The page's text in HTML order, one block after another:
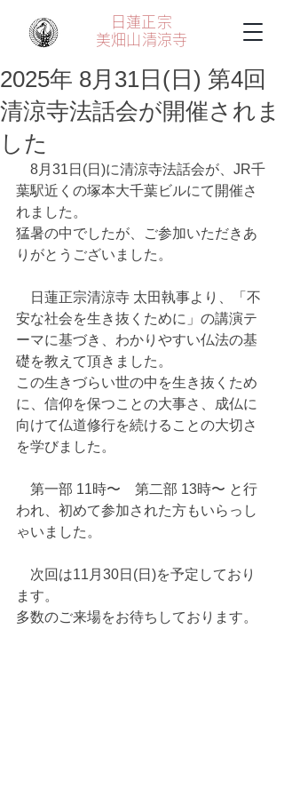
日蓮正宗
美畑山 清涼寺
2025年 8月31日(日) 第4回
清涼寺法話会が開催されま
した
8月31日(日)に清涼寺法話会が、JR千
葉駅近くの塚本大千葉ビルにて開催さ
れました。
猛暑の中でしたが、ご参加いただきあ
りがとうございました。
日蓮正宗清涼寺 太田執事より、「不
安な社会を生き抜くために」の講演テ
ーマに基づき、わかりやすい仏法の基
礎を教えて頂きました。
この生きづらい世の中を生き抜くため
に、信仰を保つことの大事さ、成仏に
向けて仏道修行を続けることの大切さ
を学びました。
第一部 11時〜　第二部 13時〜 と行
われ、初めて参加された方もいらっし
ゃいました。
次回は11月30日(日)を予定しており
ます。
多数のご来場をお待ちしております。